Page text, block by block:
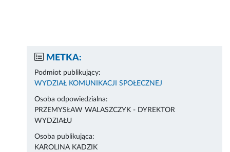
METKA:
Podmiot publikujący:
WYDZIAŁ KOMUNIKACJI SPOŁECZNEJ
Osoba odpowiedzialna:
PRZEMYSŁAW WALASZCZYK - DYREKTOR
WYDZIAŁU
Osoba publikująca:
KAROLINA KADZIK